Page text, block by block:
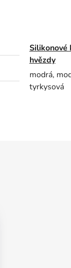
Silikonové
hvězdy
modrá,
tyrkysová